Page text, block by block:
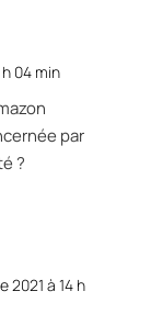
04 min
par
?
2021 à 14 h